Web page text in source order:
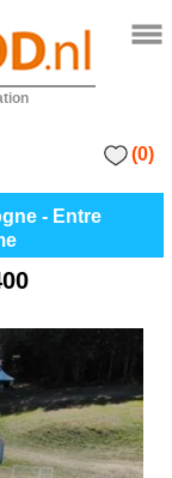
(0)
- Entre